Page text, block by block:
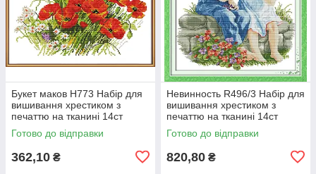
Букет маков H773 Набір для
вишивання хрестиком з
печаттю на тканині 14ст
Готово до відправки
362,10 ₴
Невинность R496/3 Набір для
вишивання хрестиком з
печаттю на тканині 14ст
Готово до відправки
820,80 ₴